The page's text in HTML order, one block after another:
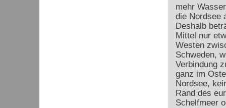
mehr
die Nordsee
Deshalb
Mittel nur
Westen
Schweden,
Verbindung
ganz im
Nordsee,
Rand des
Schelfmeer